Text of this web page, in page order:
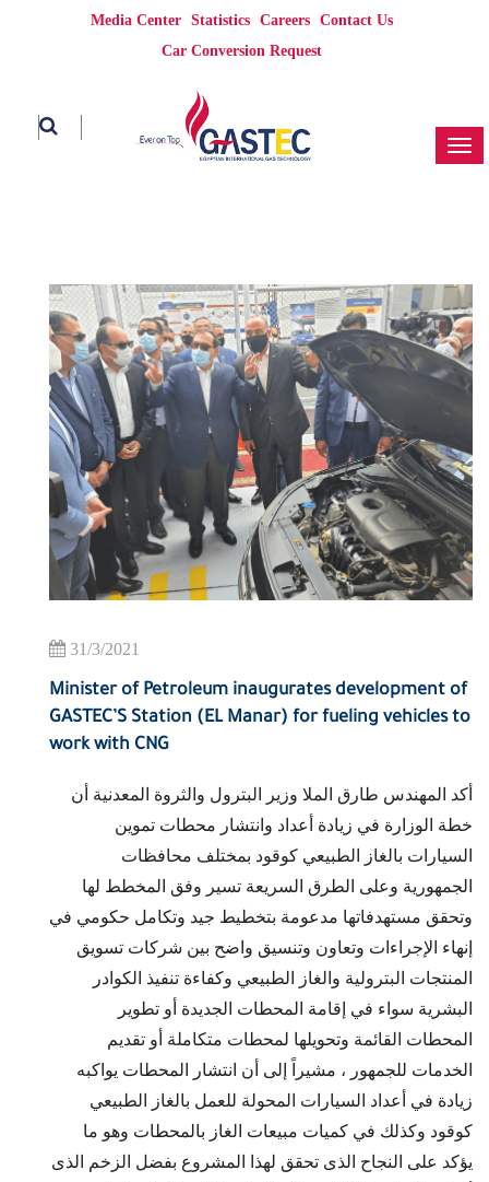
Media Center Statistics Careers Contact Us
Car Conversion Request
31/3/2021
Minister of Petroleum inaugurates development of
GASTEC’S Station (EL Manar) for fueling vehicles to
work with CNG
أكد المهندس طارق الملا وزير البترول والثروة المعدنية أن
خطة الوزارة في زيادة أعداد وانتشار محطات تموين
السيارات بالغاز الطبيعي كوقود بمختلف محافظات
الجمهورية وعلى الطرق السريعة تسير وفق المخطط لها
وتحقق مستهدفاتها مدعومة بتخطيط جيد وتكامل حكومي في
إنهاء الإجراءات وتعاون وتنسيق واضح بين شركات تسويق
المنتجات البترولية والغاز الطبيعي وكفاءة تنفيذ الكوادر
البشرية سواء في إقامة المحطات الجديدة أو تطوير
المحطات القائمة وتحويلها لمحطات متكاملة أو تقديم
الخدمات للجمهور ، مشيراً إلى أن انتشار المحطات يواكبه
زيادة في أعداد السيارات المحولة للعمل بالغاز الطبيعي
كوقود وكذلك في كميات مبيعات الغاز بالمحطات وهو ما
يؤكد على النجاح الذى تحقق لهذا المشروع بفضل الزخم الذى